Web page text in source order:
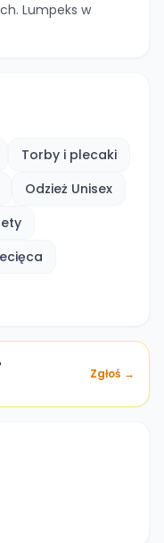
Lumpeks w
Torby i plecaki
Odzież Unisex
Zgłoś →